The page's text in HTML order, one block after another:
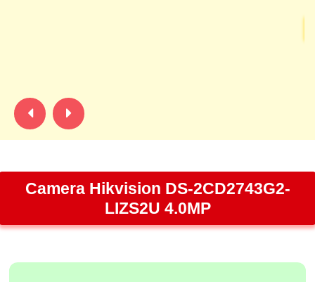
Camera Hikvision DS-2CD2743G2-
LIZS2U 4.0MP